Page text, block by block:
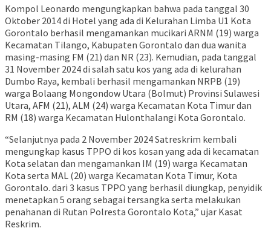
Kompol Leonardo mengungkapkan bahwa pada tanggal 30
Oktober 2014 di Hotel yang ada di Kelurahan Limba U1 Kota
Gorontalo berhasil mengamankan mucikari ARNM (19) warga
Kecamatan Tilango, Kabupaten Gorontalo dan dua wanita
masing-masing FM (21) dan NR (23). Kemudian, pada tanggal
31 November 2024 di salah satu kos yang ada di kelurahan
Dumbo Raya, kembali berhasil mengamankan NRPB (19)
warga Bolaang Mongondow Utara (Bolmut) Provinsi Sulawesi
Utara, AFM (21), ALM (24) warga Kecamatan Kota Timur dan
RM (18) warga Kecamatan Hulonthalangi Kota Gorontalo.
“Selanjutnya pada 2 November 2024 Satreskrim kembali
mengungkap kasus TPPO di kos kosan yang ada di kecamatan
Kota selatan dan mengamankan IM (19) warga Kecamatan
Kota serta MAL (20) warga Kecamatan Kota Timur, Kota
Gorontalo. dari 3 kasus TPPO yang berhasil diungkap, penyidik
menetapkan 5 orang sebagai tersangka serta melakukan
penahanan di Rutan Polresta Gorontalo Kota,” ujar Kasat
Reskrim.